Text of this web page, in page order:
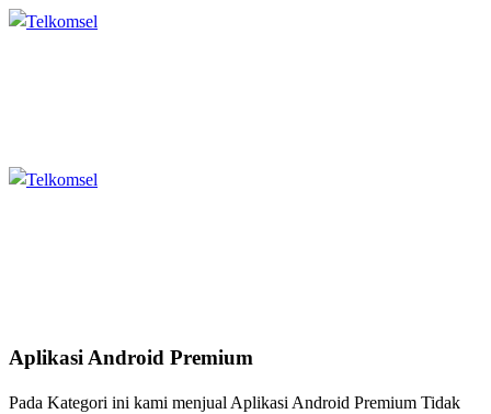
Aplikasi Android Premium
Pada Kategori ini kami menjual Aplikasi Android Premium Tidak